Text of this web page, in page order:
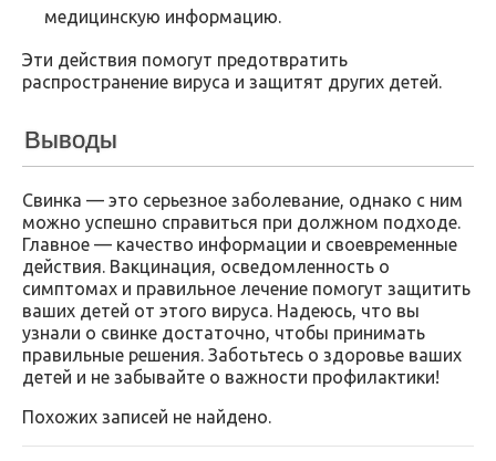
медицинскую информацию.
Эти действия помогут предотвратить
распространение вируса и защитят других детей.
Выводы
Свинка — это серьезное заболевание, однако с ним
можно успешно справиться при должном подходе.
Главное — качество информации и своевременные
действия. Вакцинация, осведомленность о
симптомах и правильное лечение помогут защитить
ваших детей от этого вируса. Надеюсь, что вы
узнали о свинке достаточно, чтобы принимать
правильные решения. Заботьтесь о здоровье ваших
детей и не забывайте о важности профилактики!
Похожих записей не найдено.